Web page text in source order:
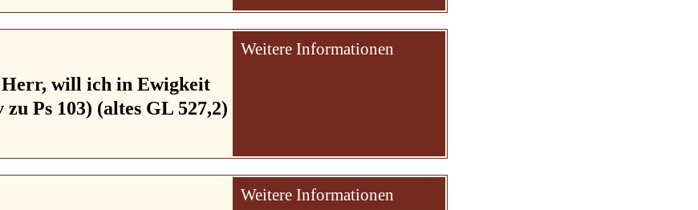
will ich in Ewigkeit
Ps 103) (altes GL 527,2)
Weitere Informationen
Weitere Informationen